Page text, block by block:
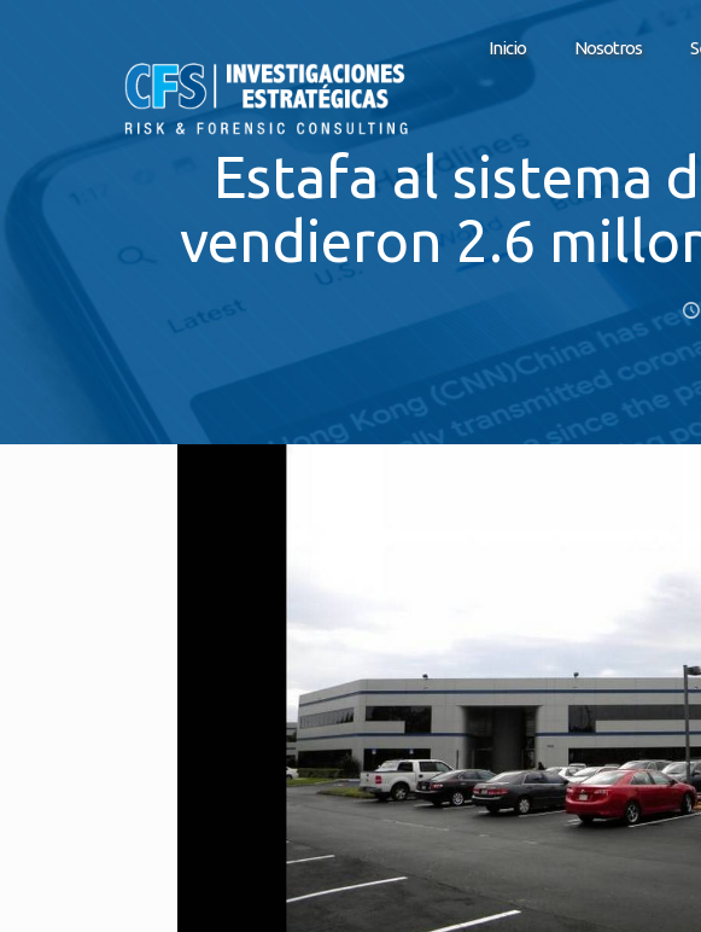
Inicio Nosotros
Estafa al sistema
vendieron 2.6